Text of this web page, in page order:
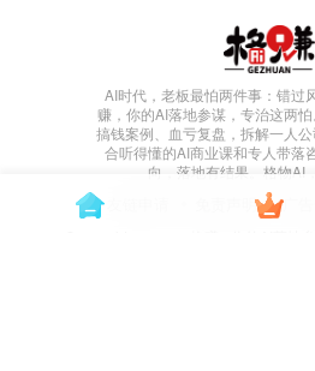
AI时代，老板最怕两件事：错过
赚，你的AI落地参谋，专治这两
搞钱案例、血亏复盘，拆解一人
合听得懂的AI商业课和专人带落
向，落地有结果。格物AI
免责声明 广告